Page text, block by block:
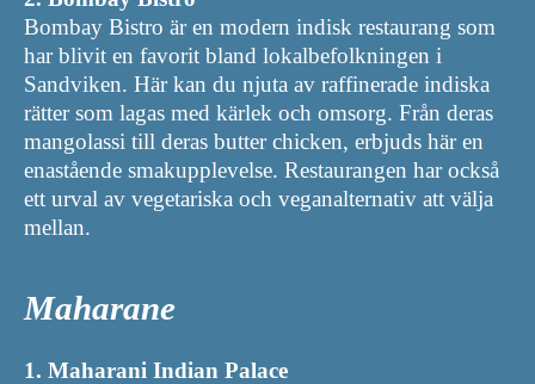
Bombay Bistro är en modern indisk restaurang som
har blivit en favorit bland lokalbefolkningen i
Sandviken. Här kan du njuta av raffinerade indiska
rätter som lagas med kärlek och omsorg. Från deras
mangolassi till deras butter chicken, erbjuds här en
enastående smakupplevelse. Restaurangen har också
ett urval av vegetariska och veganalternativ att välja
mellan.
Maharane
1. Maharani Indian Palace